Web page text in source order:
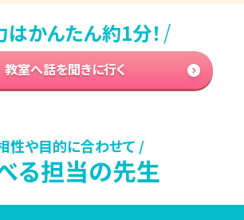
けてがんばっている方が多くいらっしゃる
中で「今の勉強方法でいいのかな？」「取
いる？」「もっと効率のいい勉強方法はな
室の無料学習相談会をご活用ください。
ただくご相談内容
はかんたん約1分！ /
教室へ話を聞きに行く
性や目的に合わせて /
る担当の先生